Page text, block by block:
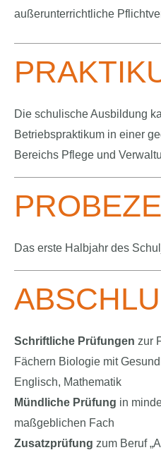
außerunterrichtliche
Die schulische Ausbildung
Betriebspraktikum in einer
Bereichs Pflege und
Das erste Halbjahr des
Schriftliche Prüfungen zur
Fächern Biologie mit
Englisch, Mathematik
Mündliche Prüfung in
maßgeblichen Fach
Zusatzprüfung zum Beruf